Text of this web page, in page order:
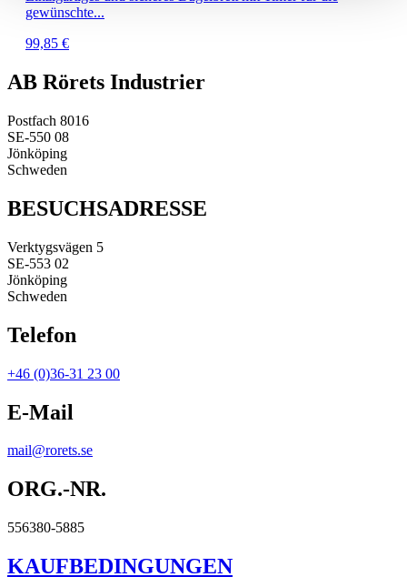
gewünschte...
99,85 €
AB Rörets Industrier
Postfach 8016
SE-550 08
Jönköping
Schweden
BESUCHSADRESSE
Verktygsvägen 5
SE-553 02
Jönköping
Schweden
Telefon
+46 (0)36-31 23 00
E-Mail
mail@rorets.se
ORG.-NR.
556380-5885
KAUFBEDINGUNGEN